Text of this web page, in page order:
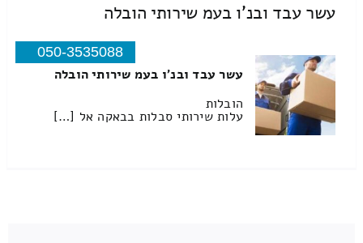
עשר עבד ובנ'ו בעמ שירותי הובלה
050-3535088
עשר עבד ובנ'ו בעמ שירותי הובלה
הובלות
עלות שירותי סבלות בבאקה אל […]